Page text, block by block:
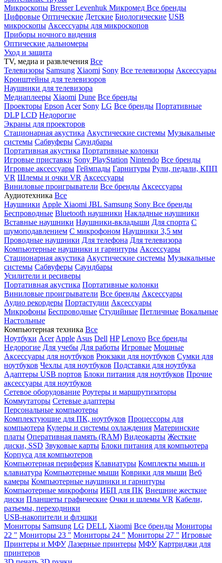
Микроскопы BresserLevenhuk Микромед Все бренды
Цифровые Оптические Детские Биологические USB
микроскопы Аксессуары для микроскопов
Приборы ночного видения
Оптические дальномеры
Уход и защита
TV, медиа и развлечения Все
Телевизоры Samsung Xiaomi Sony Все телевизоры Аксессуары
Кронштейны для телевизоров
Наушники для телевизора
Медиаплееры Xiaomi Dune Все бренды
Проекторы Epson Acer Sony LG Все бренды Портативные
DLP LCD Недорогие
Экраны для проекторов
Стационарная акустика Акустические системы Музыкальные
системы Сабвуферы Саундбары
Портативная акустика Портативные колонки
Игровые приставки Sony PlayStation Nintendo Все бренды
Игровые аксессуары Геймпады Гарнитуры Рули, педали, КПП
VR Шлемы и очки VR Аксессуары
Виниловые проигрыватели Все бренды Аксессуары
Аудиотехника Все
Наушники Apple Xiaomi JBL Samsung Sony Все бренды
Беспроводные Bluetooth наушники Накладные наушники
Вставные наушники Наушники-вкладыши Для спорта С
шумоподавлением С микрофоном Наушники 3,5 мм
Проводные наушники Для телефона Для телевизора
Компьютерные наушники и гарнитуры Аксессуары
Стационарная акустика Акустические системы Музыкальные
системы Сабвуферы Саундбары
Усилители и ресиверы
Портативная акустика Портативные колонки
Виниловые проигрыватели Все бренды Аксессуары
Аудио рекордеры Портастудии Аксессуары
Микрофоны Беспроводные Студийные Петличные Вокальные
Настольные
Компьютерная техника Все
Ноутбуки Acer Apple Asus Dell HP Lenovo Все бренды
Недорогие Для учебы Для работы Игровые Мощные
Аксессуары для ноутбуков Рюкзаки для ноутбуков Сумки для
ноутбуков Чехлы для ноутбуков Подставки для ноутбука
Адаптеры USB портов Блоки питания для ноутбуков Прочие
аксессуары для ноутбуков
Сетевое оборудование Роутеры и маршрутизаторы
Коммутаторы Сетевые адаптеры
Персональные компьютеры
Комплектующие для ПК, ноутбуков Процессоры для
компьютера Кулеры и системы охлаждения Материнские
платы Оперативная память (RAM) Видеокарты Жесткие
диски, SSD Звуковые карты Блоки питания для компьютера
Корпуса для компьютеров
Компьютерная периферия Клавиатуры Комплекты мышь и
клавиатура Компьютерные мыши Коврики для мыши Веб
камеры Компьютерные наушники и гарнитуры
Компьютерные микрофоны ИБП для ПК Внешние жесткие
диски Планшеты графические Очки и шлемы VR Кабели,
разъемы, переходники
USB-накопители и флэшки
Мониторы Samsung LG DELL Xiaomi Все бренды Мониторы
22 " Мониторы 23 " Мониторы 24 " Мониторы 27 " Игровые
Принтеры и МФУ Лазерные принтеры МФУ Картриджи для
принтеров